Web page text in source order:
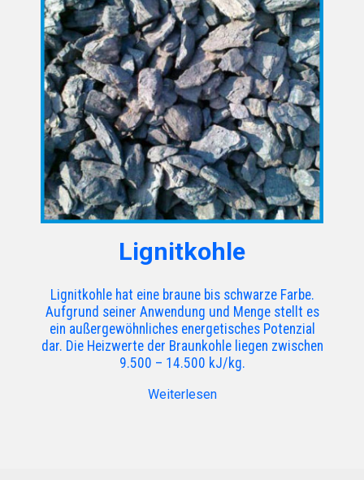
Lignitkohle
Lignitkohle hat eine braune bis schwarze Farbe.
Aufgrund seiner Anwendung und Menge stellt es
ein außergewöhnliches energetisches Potenzial
dar. Die Heizwerte der Braunkohle liegen zwischen
9.500 – 14.500 kJ/kg.
Weiterlesen